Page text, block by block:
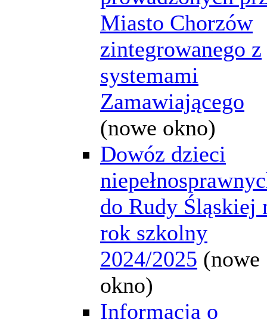
Miasto Chorzów
zintegrowanego z
systemami
Zamawiającego
(nowe okno)
Dowóz dzieci
do Rudy Śląskiej
rok szkolny
2024/2025 (nowe
okno)
Informacja o